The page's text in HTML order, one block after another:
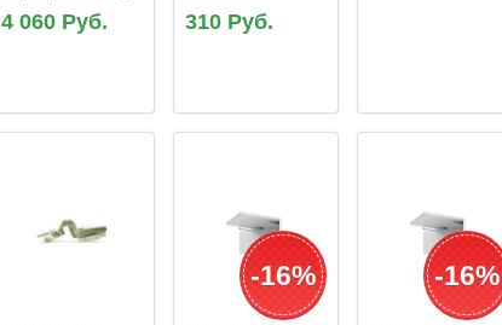
4 060 Руб. 310 Руб.
-16% -16%